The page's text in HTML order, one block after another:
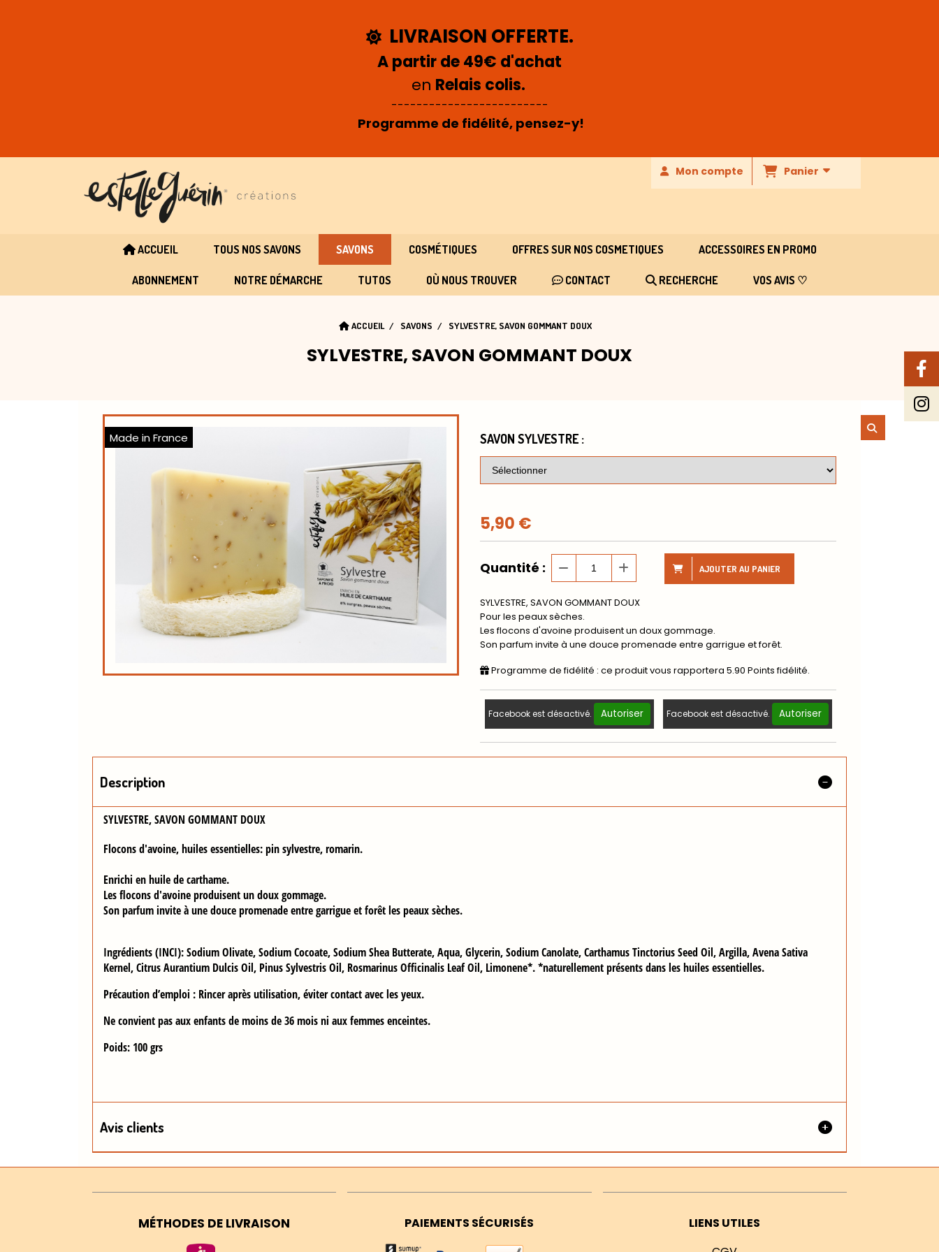
 LIVRAISON OFFERTE.
A partir de 49€ d'achat
en Relais colis.
-------------------------
Programme de fidélité, pensez-y!
Mon compte Panier
ACCUEIL TOUS NOS SAVONS SAVONS COSMÉTIQUES OFFRES SUR NOS COSMETIQUES ACCESSOIRES EN PROMO
ABONNEMENT NOTRE DÉMARCHE TUTOS OÙ NOUS TROUVER CONTACT RECHERCHE VOS AVIS ♡
ACCUEIL SAVONS SYLVESTRE, SAVON GOMMANT DOUX
SYLVESTRE, SAVON GOMMANT DOUX
Made in France SAVON SYLVESTRE :
5,90 €
Quantité : AJOUTER AU PANIER
SYLVESTRE, SAVON GOMMANT DOUX
Pour les peaux sèches.
Les flocons d'avoine produisent un doux gommage.
Son parfum invite à une douce promenade entre garrigue et forêt.
Programme de fidélité : ce produit vous rapportera 5.90 Points fidélité.
Facebook est désactivé. Autoriser Facebook est désactivé. Autoriser
Description
SYLVESTRE, SAVON GOMMANT DOUX
Flocons d'avoine, huiles essentielles: pin sylvestre, romarin.
Enrichi en huile de carthame.
Les flocons d'avoine produisent un doux gommage.
Son parfum invite à une douce promenade entre garrigue et forêt lespeaux sèches.
Ingrédients (INCI) : Sodium Olivate, Sodium Cocoate, Sodium Shea Butterate, Aqua, Glycerin, Sodium Canolate, Carthamus Tinctorius Seed Oil, Argilla, Avena Sativa
Kernel, Citrus Aurantium Dulcis Oil, Pinus Sylvestris Oil, Rosmarinus Officinalis Leaf Oil, Limonene*. *naturellement présents dans les huiles essentielles.
Précaution d’emploi : Rincer après utilisation, éviter contact avec les yeux.
Ne convient pas aux enfants de moins de 36 mois ni aux femmes enceintes.
Poids: 100 grs
Avis clients
MÉTHODES DE LIVRAISON PAIEMENTS SÉCURISÉS
LIENS UTILES